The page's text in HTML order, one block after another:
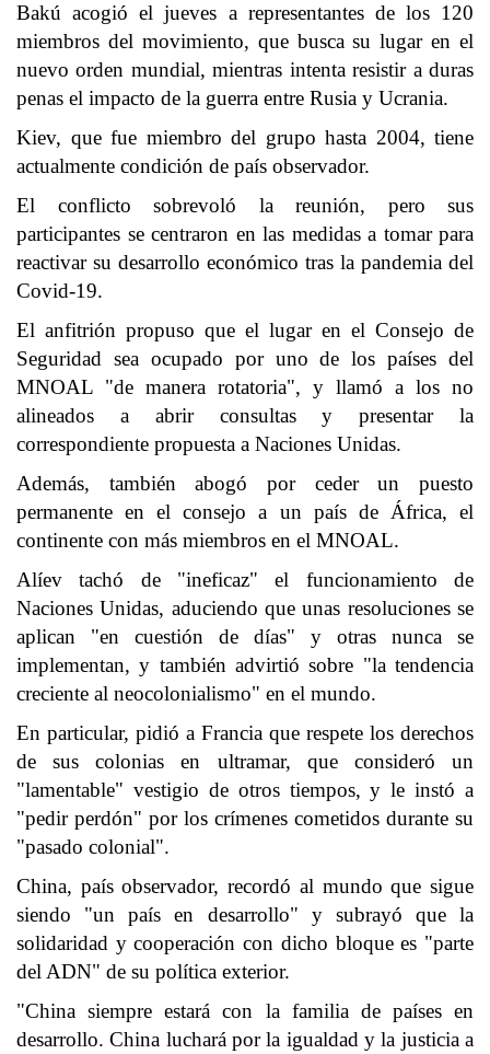
Bakú acogió el jueves a representantes de los 120
miembros del movimiento, que busca su lugar en el
nuevo orden mundial, mientras intenta resistir a duras
penas el impacto de la guerra entre Rusia y Ucrania.
Kiev, que fue miembro del grupo hasta 2004, tiene
actualmente condición de país observador.
El conflicto sobrevoló la reunión, pero sus
participantes se centraron en las medidas a tomar para
reactivar su desarrollo económico tras la pandemia del
Covid-19.
El anfitrión propuso que el lugar en el Consejo de
Seguridad sea ocupado por uno de los países del
MNOAL "de manera rotatoria", y llamó a los no
alineados a abrir consultas y presentar la
correspondiente propuesta a Naciones Unidas.
Además, también abogó por ceder un puesto
permanente en el consejo a un país de África, el
continente con más miembros en el MNOAL.
Alíev tachó de "ineficaz" el funcionamiento de
Naciones Unidas, aduciendo que unas resoluciones se
aplican "en cuestión de días" y otras nunca se
implementan, y también advirtió sobre "la tendencia
creciente al neocolonialismo" en el mundo.
En particular, pidió a Francia que respete los derechos
de sus colonias en ultramar, que consideró un
"lamentable" vestigio de otros tiempos, y le instó a
"pedir perdón" por los crímenes cometidos durante su
"pasado colonial".
China, país observador, recordó al mundo que sigue
siendo "un país en desarrollo" y subrayó que la
solidaridad y cooperación con dicho bloque es "parte
del ADN" de su política exterior.
"China siempre estará con la familia de países en
desarrollo. China luchará por la igualdad y la justicia a